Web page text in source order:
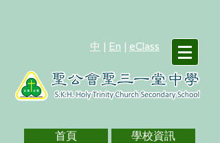
中 | En | eClass
首頁 學校資訊